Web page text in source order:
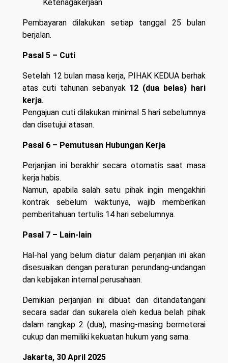
Ketenagakerjaan
Pembayaran dilakukan setiap tanggal 25 bulan
berjalan.
Pasal 5 – Cuti
Setelah 12 bulan masa kerja, PIHAK KEDUA berhak
atas cuti tahunan sebanyak 12 (dua belas) hari
kerja.
Pengajuan cuti dilakukan minimal 5 hari sebelumnya
dan disetujui atasan.
Pasal 6 – Pemutusan Hubungan Kerja
Perjanjian ini berakhir secara otomatis saat masa
kerja habis.
Namun, apabila salah satu pihak ingin mengakhiri
kontrak sebelum waktunya, wajib memberikan
pemberitahuan tertulis 14 hari sebelumnya.
Pasal 7 – Lain-lain
Hal-hal yang belum diatur dalam perjanjian ini akan
disesuaikan dengan peraturan perundang-undangan
dan kebijakan internal perusahaan.
Demikian perjanjian ini dibuat dan ditandatangani
secara sadar dan sukarela oleh kedua belah pihak
dalam rangkap 2 (dua), masing-masing bermeterai
cukup dan memiliki kekuatan hukum yang sama.
Jakarta, 30 April 2025